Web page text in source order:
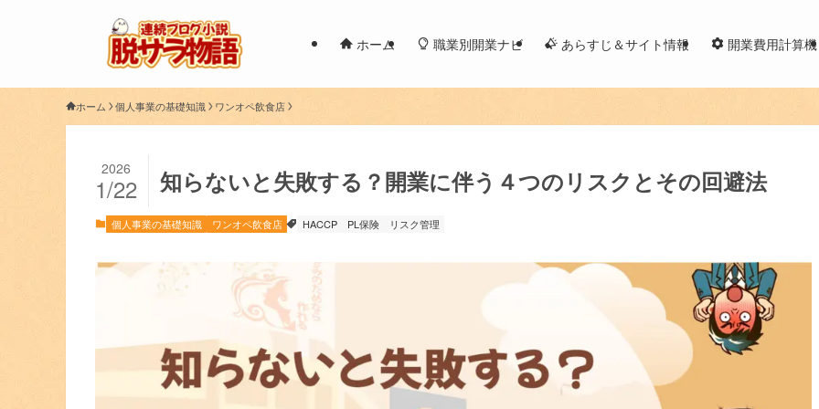
ホーム 職業別開業ナビ あらすじ＆サイト情報 開業費用計算機
ホーム 個人事業の基礎知識 ワンオペ飲食店
知らないと失敗する？開業に伴う４つのリスクとその回避法
2026
1/22
個人事業の基礎知識 ワンオペ飲食店 HACCP PL保険 リスク管理